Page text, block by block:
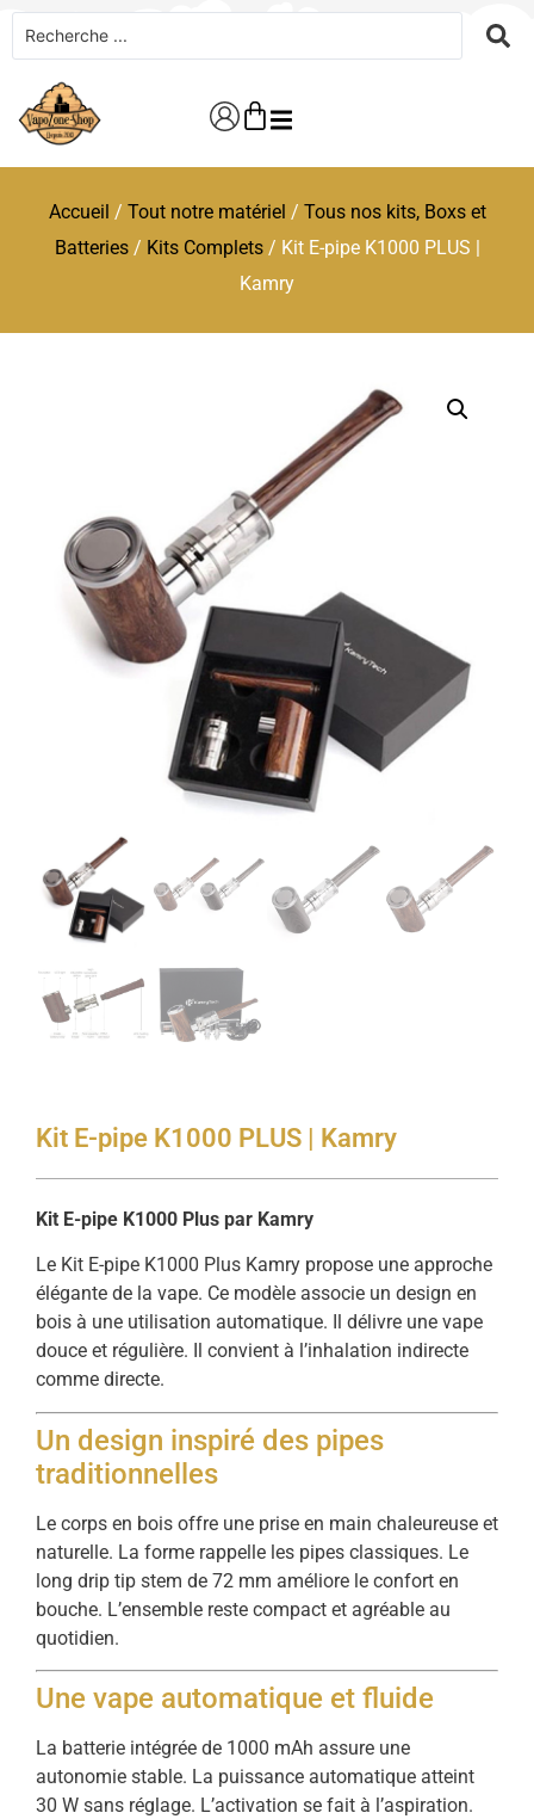
Accueil / Tout notre matériel / Tous nos kits, Boxs et
Batteries/ Kits Complets/ Kit E-pipe K1000 PLUS |
Kamry
Kit E-pipe K1000 PLUS | Kamry
Kit E-pipe K1000 Plus par Kamry
Le Kit E-pipe K1000 Plus Kamry propose une approche
élégante de la vape. Ce modèle associe un design en
bois à une utilisation automatique. Il délivre une vape
douce et régulière. Il convient à l’inhalation indirecte
comme directe.
Un design inspiré des pipes
traditionnelles
Le corps en bois offre une prise en main chaleureuse et
naturelle. La forme rappelle les pipes classiques. Le
long drip tip stem de 72 mm améliore le confort en
bouche. L’ensemble reste compact et agréable au
quotidien.
Une vape automatique et fluide
La batterie intégrée de 1000 mAh assure une
autonomie stable. La puissance automatique atteint
30 W sans réglage. L’activation se fait à l’aspiration.